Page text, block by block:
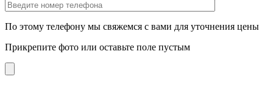
По этому телефону мы свяжемся с вами для уточнения цены
Прикрепите фото или оставьте поле пустым